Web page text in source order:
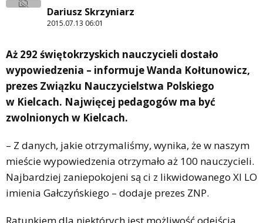
Dariusz Skrzyniarz
2015.07.13 06:01
Aż 292 świętokrzyskich nauczycieli dostało
wypowiedzenia – informuje Wanda Kołtunowicz,
prezes Związku Nauczycielstwa Polskiego
w Kielcach. Najwięcej pedagogów ma być
zwolnionych w Kielcach.
– Z danych, jakie otrzymaliśmy, wynika, że w naszym
mieście wypowiedzenia otrzymało aż 100 nauczycieli.
Najbardziej zaniepokojeni są ci z likwidowanego XI LO
imienia Gałczyńskiego – dodaje prezes ZNP.
Ratunkiem dla niektórych jest możliwość odejścia